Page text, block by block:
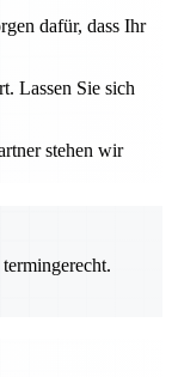
dafür, dass Ihr
Lassen Sie sich
stehen wir